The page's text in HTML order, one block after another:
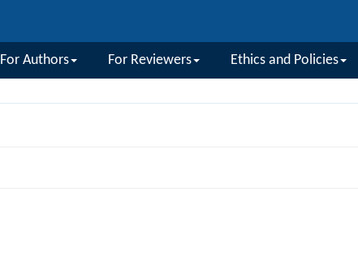
For Authors For Reviewers Ethics and Policies